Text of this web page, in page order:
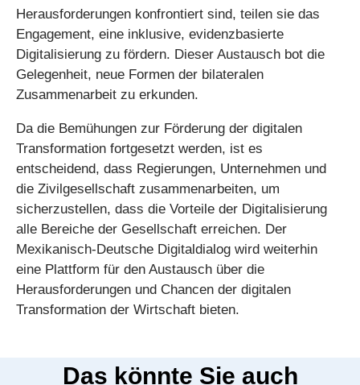
Herausforderungen konfrontiert sind, teilen sie das
Engagement, eine inklusive, evidenzbasierte
Digitalisierung zu fördern. Dieser Austausch bot die
Gelegenheit, neue Formen der bilateralen
Zusammenarbeit zu erkunden.
Da die Bemühungen zur Förderung der digitalen
Transformation fortgesetzt werden, ist es
entscheidend, dass Regierungen, Unternehmen und
die Zivilgesellschaft zusammenarbeiten, um
sicherzustellen, dass die Vorteile der Digitalisierung
alle Bereiche der Gesellschaft erreichen. Der
Mexikanisch-Deutsche Digitaldialog wird weiterhin
eine Plattform für den Austausch über die
Herausforderungen und Chancen der digitalen
Transformation der Wirtschaft bieten.
Das könnte Sie auch